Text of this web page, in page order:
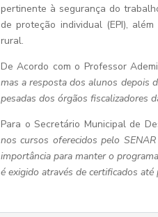
pertinente à segurança do
de proteção individual (EPI),
rural.
De Acordo com o Professor
mas a resposta dos alunos depois
pesadas dos órgãos fiscalizadores
Para o Secretário Municipal de
nos cursos oferecidos pelo
importância para manter o
é exigido através de certificados até